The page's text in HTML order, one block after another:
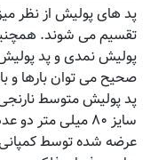
پد های پولیش از نظر
تقسیم می شوند.
پولیش نمدی و پد
صحیح می توان بارها و
پد پولیش متوسط
عرضه شده توسط کمپانی